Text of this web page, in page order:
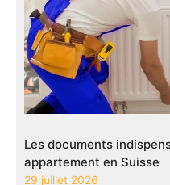
Les documents
appartement en Suisse
29 juillet 2026